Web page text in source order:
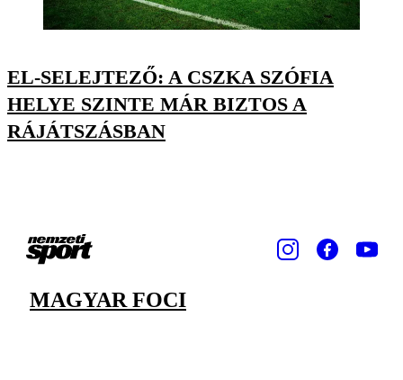
EL-SELEJTEZŐ: A CSZKA SZÓFIA
HELYE SZINTE MÁR BIZTOS A
RÁJÁTSZÁSBAN
MAGYAR FOCI